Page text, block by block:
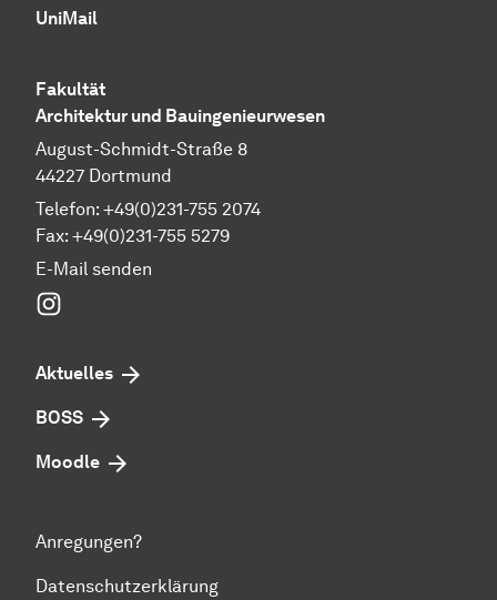
UniMail
Fakultät
Architektur und Bauingenieurwesen
August-Schmidt-Straße 8
44227 Dortmund
Telefon: +49(0)231-755 2074
Fax: +49(0)231-755 5279
E-Mail senden
Aktuelles
BOSS
Moodle
Anregungen?
Datenschutzerklärung